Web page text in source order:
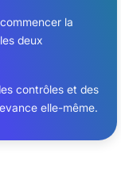
la
deux
contrôles et des
elle-même.